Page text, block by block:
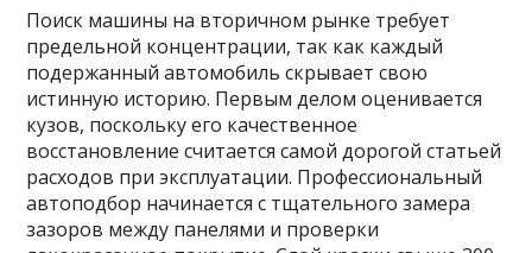
Поиск машины на вторичном рынке требует
предельной концентрации, так как каждый
подержанный автомобиль скрывает свою
истинную историю. Первым делом оценивается
кузов, поскольку его качественное
восстановление считается самой дорогой статьей
расходов при эксплуатации. Профессиональный
автоподбор начинается с тщательного замера
зазоров между панелями и проверки